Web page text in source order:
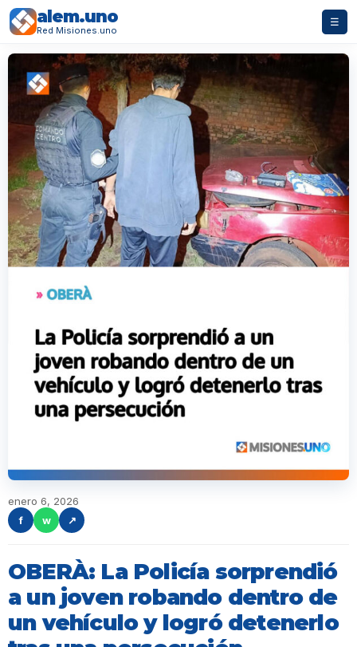
alem.uno
Red Misiones.uno
☰
enero 6, 2026
f
w ↗
OBERÀ: La Policía sorprendió
a un joven robando dentro de
un vehículo y logró detenerlo